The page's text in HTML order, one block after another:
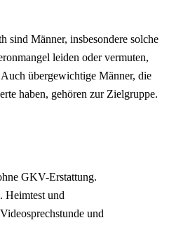
sind Männer, insbesondere solche
leiden oder vermuten,
übergewichtige Männer, die
haben, gehören zur Zielgruppe.
GKV-Erstattung.
Heimtest und
und